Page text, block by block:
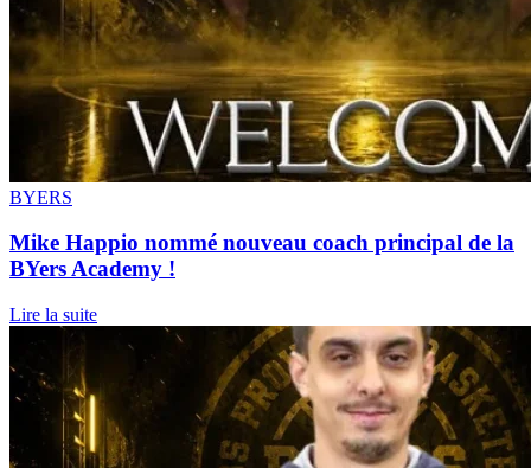
BYERS
Mike Happio nommé nouveau coach principal de la
BYers Academy !
Lire la suite